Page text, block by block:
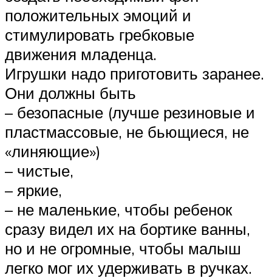
положительных эмоций и
стимулировать гребковые
движения младенца.
Игрушки надо приготовить заранее.
Они должны быть
– безопасные (лучше резиновые и
пластмассовые, не бьющиеся, не
«линяющие»)
– чистые,
– яркие,
– не маленькие, чтобы ребенок
сразу видел их на бортике ванны,
но и не огромные, чтобы малыш
легко мог их удерживать в ручках.